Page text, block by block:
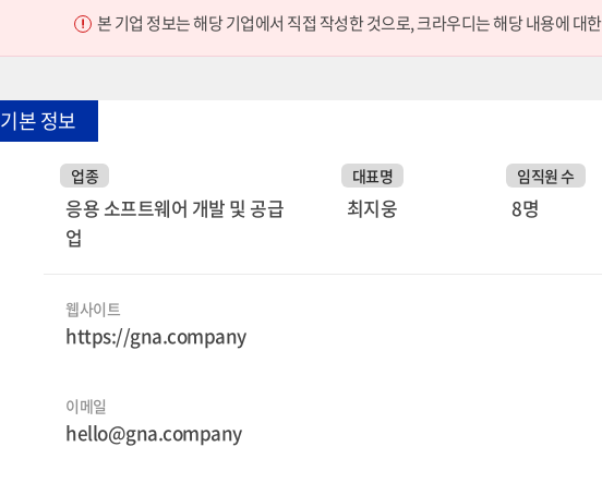
본 기업 정보는 해당 기업에서 직접 작성한 것으로,크라우디는 해당 내용에 대
기본 정보
업종
응용 소프트웨어 개발 및 공급
업
대표명
최지웅
임직원 수
8명
웹사이트
https://gna.company
이메일
hello@gna.company